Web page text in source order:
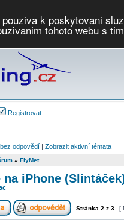
pouziva k poskytovani
tohoto webu s
Registrovat
odpovědí | Zobrazit aktivní témata
» FlyMet
na iPhone
Stránka 2 z 3 [